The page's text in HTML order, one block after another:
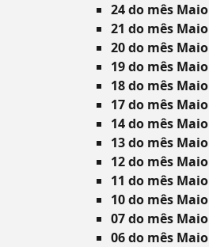
24 do mês Maio
21 do mês Maio
20 do mês Maio
19 do mês Maio
18 do mês Maio
17 do mês Maio
14 do mês Maio
13 do mês Maio
12 do mês Maio
11 do mês Maio
10 do mês Maio
07 do mês Maio
06 do mês Maio